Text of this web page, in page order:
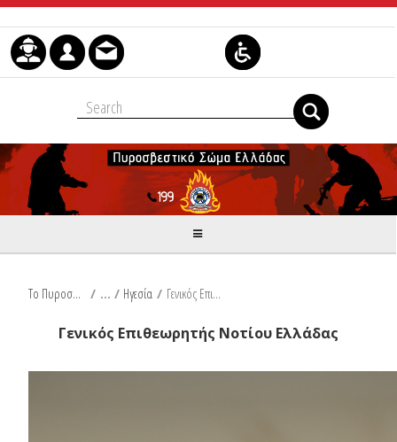
Skip to Content
Το Πυροσβεστικό Σώμα / Ηγεσία / Γενικός Επιθεωρητής Νοτίου Ελλάδας
Γενικός Επιθεωρητής Νοτίου Ελλάδας